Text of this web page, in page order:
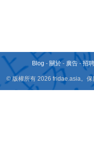
Blog - 關於 - 廣告 -招
© 版權所有 2026 fridae.asia。